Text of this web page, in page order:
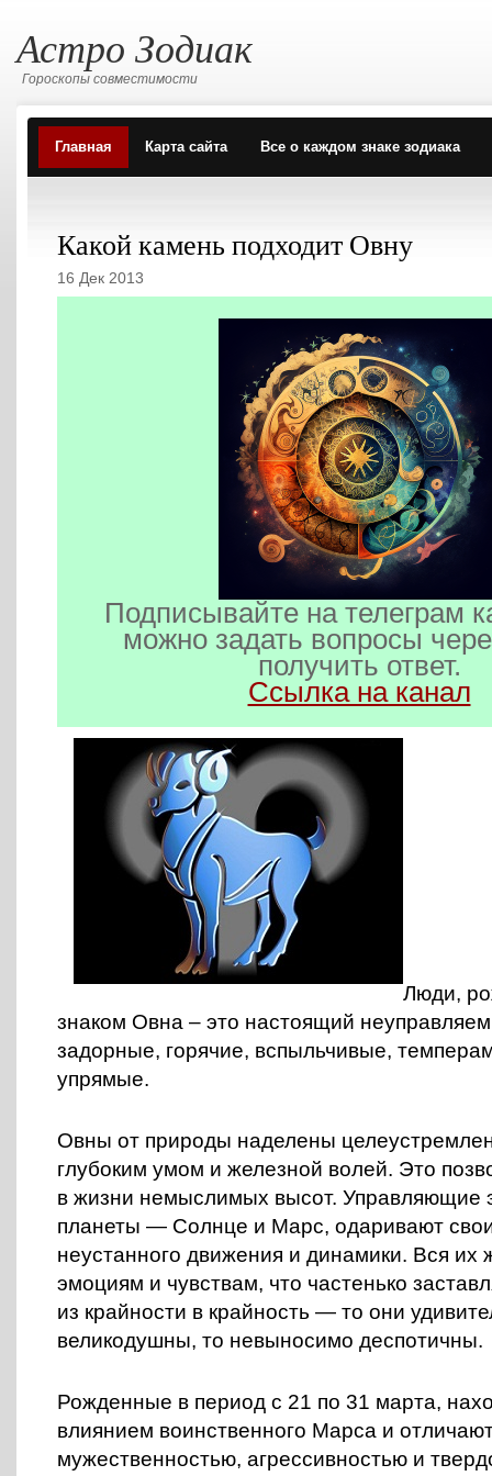
Астро Зодиак
Гороскопы совместимости
Главная Карта сайта Все о каждом знаке зодиака
Какой камень подходит Овну
16 Дек 2013
Подписывайте на телеграм
можно задать вопросы
получить ответ.
Ссылка на канал
Люди,
знаком Овна – это настоящий
задорные, горячие, вспыльчивые,
упрямые.
Овны от природы наделены
глубоким умом и железной волей. Это
в жизни немыслимых высот. Управляющие
планеты — Солнце и Марс, одаривают
неустанного движения и динамики. Вся их
эмоциям и чувствам, что частенько
из крайности в крайность — то они
великодушны, то невыносимо деспотичны.
Рожденные в период с 21 по 31 марта,
влиянием воинственного Марса и
мужественностью, агрессивностью и